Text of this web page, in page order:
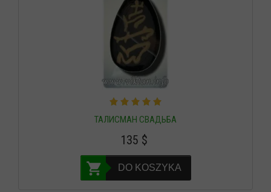
ТАЛИСМАН СВАДЬБА
135 $
DO KOSZYKA